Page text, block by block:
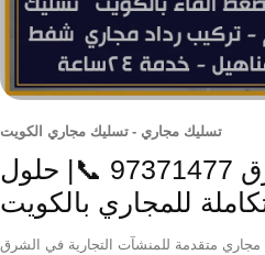
تسليك مجاري- تسليك مجاري الكويت
تسليك مجاري الشرق 97371477 📞| حلول
للمجاري بالكويت
للمنشآت التجارية في الشرق